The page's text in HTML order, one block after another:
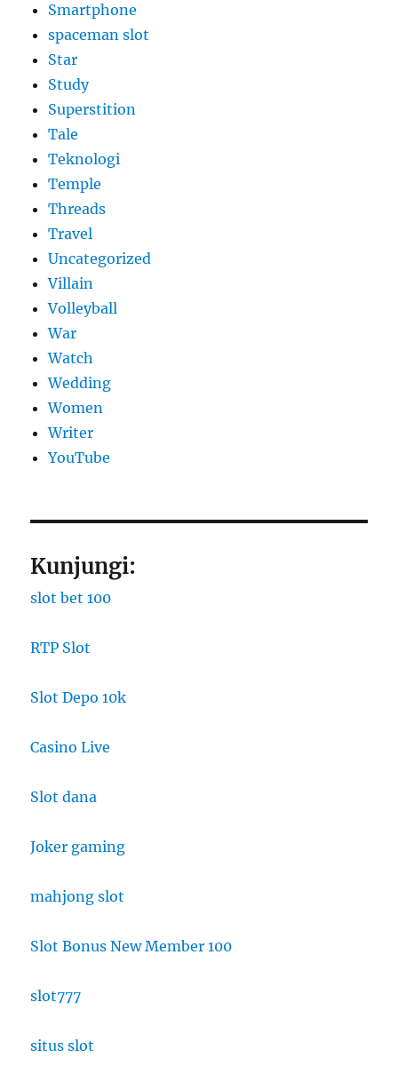
Smartphone
spaceman slot
Star
Study
Superstition
Tale
Teknologi
Temple
Threads
Travel
Uncategorized
Villain
Volleyball
War
Watch
Wedding
Women
Writer
YouTube
Kunjungi:
slot bet 100
RTP Slot
Slot Depo 10k
Casino Live
Slot dana
Joker gaming
mahjong slot
Slot Bonus New Member 100
slot777
situs slot